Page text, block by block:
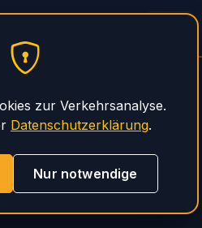
zur Verkehrsanalyse.
Datenschutzerklärung.
Nur notwendige